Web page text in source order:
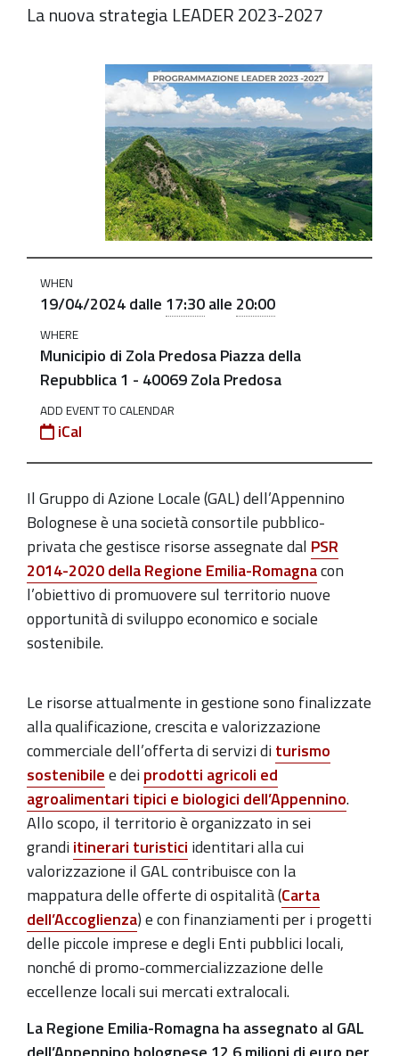
La nuova strategia LEADER 2023-2027
https://old.comune.zolapredosa.bo.it/events/il-
la-
strategia-
le-
opportunita-
di-
finanziamento-
per-
sviluppo-
sostenibile-
del-
territorio
Il
GAL
imprese
e
istituzioni
per
illustrare
la
strategia
e
le
opportunità
di
finanziamento
per
uno
sviluppo
WHEN
19/04/2024dalle 17:30alle 20:00
WHERE
Municipio di Zola Predosa Piazza della
Repubblica 1 - 40069 Zola Predosa
ADD EVENT TO CALENDAR
iCal
Il Gruppo di Azione Locale (GAL) dell’Appennino
Bolognese è una società consortile pubblico-
privata che gestisce risorse assegnate dal PSR
2014-2020 della Regione Emilia-Romagnacon
l’obiettivo di promuovere sul territorio nuove
opportunità di sviluppo economico e sociale
sostenibile.
Le risorse attualmente in gestione sono finalizzate
alla qualificazione, crescita e valorizzazione
commerciale dell’offerta di servizi diturismo
sostenibilee deiprodotti agricoli ed
agroalimentari tipici e biologici dell’Appennino.
Allo scopo, il territorio è organizzato in sei
grandiitinerari turistici identitari alla cui
valorizzazione il GAL contribuisce con la
mappatura delle offerte di ospitalità (Carta
dell’Accoglienza) e con finanziamenti per i progetti
delle piccole imprese e degli Enti pubblici locali,
nonché di promo-commercializzazione delle
eccellenze locali sui mercati extralocali.
La Regione Emilia-Romagna ha assegnato al GAL